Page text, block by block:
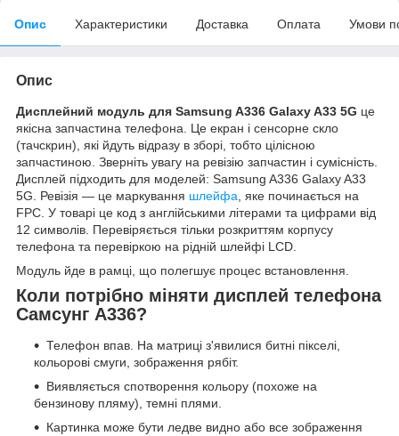
Опис Характеристики Доставка Оплата Умови
Опис
Дисплейний модуль для Samsung A336 Galaxy A33 5G це
якісна запчастина телефона. Це екран і сенсорне скло
(тачскрин), які йдуть відразу в зборі, тобто цілісною
запчастиною. Зверніть увагу на ревізію запчастин і сумісність.
Дисплей підходить для моделей: Samsung A336 Galaxy A33
5G. Ревізія — це маркування шлейфа , яке починається на
FPC. У товарі це код з англійськими літерами та цифрами від
12 символів. Перевіряється тільки розкриттям корпусу
телефона та перевіркою на рідній шлейфі LCD.
Модуль йде в рамці, що полегшує процес встановлення.
Коли потрібно міняти дисплей телефона
Самсунг А336?
Телефон впав. На матриці з'явилися битні пікселі,
кольорові смуги, зображення рябіт.
Виявляється спотворення кольору (похоже на
бензинову пляму), темні плями.
Картинка може бути ледве видно або все зображення